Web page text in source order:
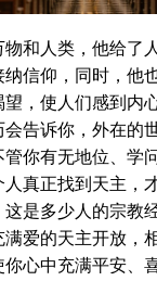
物和人类，他给了
信仰，同时，他
望，使人们感到内
告诉你，外在的
管你有无地位、学
人真正找到天主，
这是多少人的宗教
满爱的天主开放，
心中充满平安、